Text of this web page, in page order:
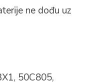
ne dođu uz
50C805,